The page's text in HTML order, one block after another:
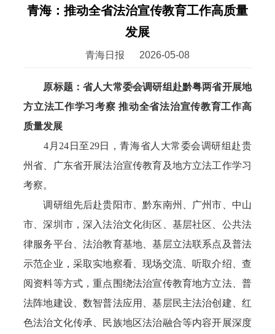
青海：推动全省法治宣传教育工作高质量
发展
青海日报 2026-05-08
原标题：省人大常委会调研组赴黔粤两省开展地
方立法工作学习考察 推动全省法治宣传教育工作高
质量发展
4月24日至29日，青海省人大常委会调研组赴贵
州省、广东省开展法治宣传教育及地方立法工作学习
考察。
调研组先后赴贵阳市、黔东南州、广州市、中山
市、深圳市，深入法治文化街区、基层社区、公共法
律服务平台、法治教育基地、基层立法联系点及普法
示范企业，采取实地察看、现场交流、听取介绍、查
阅资料等方式，重点围绕法治宣传教育地方立法、普
法阵地建设、数智普法应用、基层民主法治创建、红
色法治文化传承、民族地区法治融合等内容开展深度